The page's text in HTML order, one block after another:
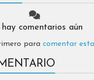
comentarios aún
para comentar